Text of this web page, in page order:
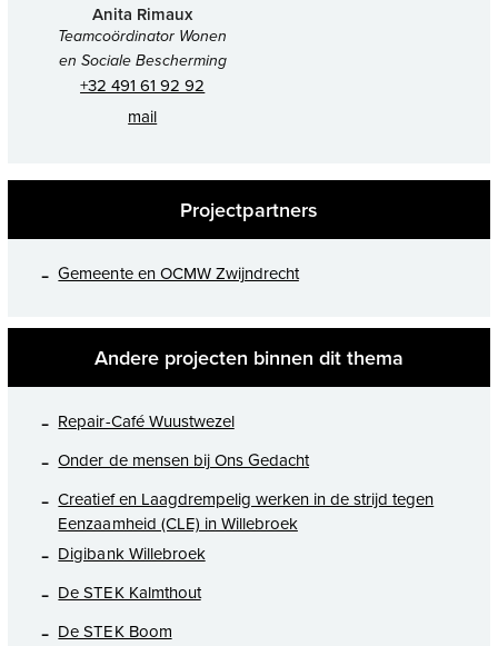
Anita Rimaux
Teamcoördinator Wonen
en Sociale Bescherming
+32 491 61 92 92
mail
Projectpartners
Gemeente en OCMW Zwijndrecht
Andere projecten binnen dit thema
Repair-Café Wuustwezel
Onder de mensen bij Ons Gedacht
Creatief en Laagdrempelig werken in de strijd tegen
Eenzaamheid (CLE) in Willebroek
Digibank Willebroek
De STEK Kalmthout
De STEK Boom